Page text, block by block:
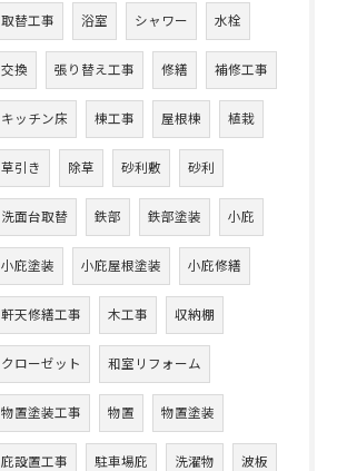
取替工事 浴室 シャワー 水栓
交換 張り替え工事 修繕 補修工事
キッチン床 棟工事 屋根棟 植栽
草引き 除草 砂利敷 砂利
洗面台取替 鉄部 鉄部塗装 小庇
小庇塗装 小庇屋根塗装 小庇修繕
軒天修繕工事 木工事 収納棚
クローゼット 和室リフォーム
物置塗装工事 物置 物置塗装
庇設置工事 駐車場庇 洗濯物 波板